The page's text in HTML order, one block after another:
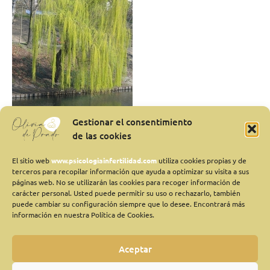
Gestionar el consentimiento
de las cookies
El sitio webwww.psicologiainfertilidad.com utiliza cookies propias y de
terceros para recopilar información que ayuda a optimizar su visita a sus
páginas web. No se utilizarán las cookies para recoger información de
carácter personal. Usted puede permitir su uso o rechazarlo, también
puede cambiar su configuración siempre que lo desee. Encontrará más
información en nuestra Política de Cookies.
Aceptar
» ese sauce que llora sobre el río…»
Deja un comentario /Aceptación,Adaptación,Duelo, Emociones
Perdidas/Olivia
«¿Egoismo? ¿Es tal vez egoísmo esta desolación, esta tristeza,
este querer vivir en agonía? ¿Esta tenaz querencia de seguir y
imposible presencia? Me suplican, cansados, que me sobreponga,
que contenga mi llanto y mi quejumbre con diques de granito y
sauce
que
llora
sobre
el
río…»